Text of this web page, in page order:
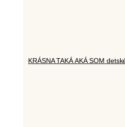
KRÁSNA TAKÁ AKÁ SOM